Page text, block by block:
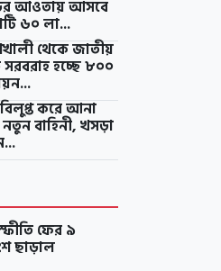
আওতায় আসবে
৬০ লা...
থেকে জাতীয়
সরবরাহ হচ্ছে ৮০০
বিলুপ্ত করে আনা
নতুন বাহিনী, খসড়া
ফের ৯
ছাড়াল